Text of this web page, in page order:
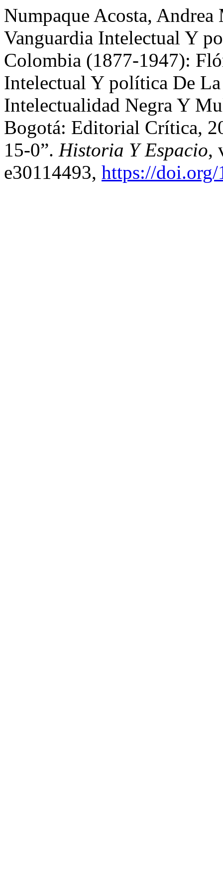
Numpaque Acosta,
Vanguardia Intelectual Y
Colombia (1877-1947):
Intelectual Y política De
Intelectualidad Negra Y
Bogotá: Editorial Crítica,
15-0”. Historia Y Espacio,
e30114493, https://